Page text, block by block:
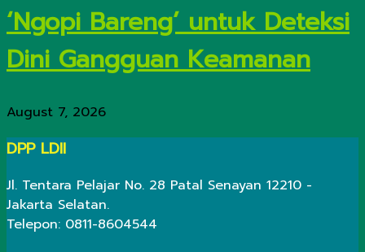
‘Ngopi Bareng’ untuk Deteksi
Dini Gangguan Keamanan
August 7, 2026
DPP LDII
Jl. Tentara Pelajar No. 28 Patal Senayan 12210 -
Jakarta Selatan.
Telepon: 0811-8604544